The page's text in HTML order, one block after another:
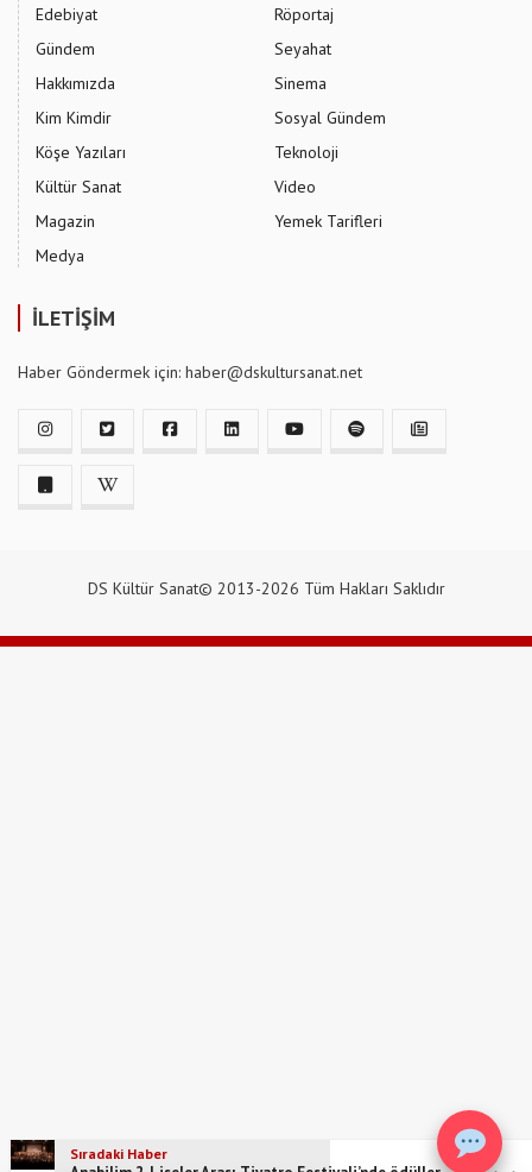
Sıradaki Haber
Edebiyat
Gündem
Hakkımızda
Kim Kimdir
Köşe Yazıları
Kültür Sanat
Magazin
Medya
Röportaj
Seyahat
Sinema
Sosyal Gündem
Teknoloji
Video
Yemek Tarifleri
İLETİŞİM
Haber Göndermek için: haber@dskultursanat.net
DS Kültür Sanat© 2013-2026 Tüm Hakları Saklıdır